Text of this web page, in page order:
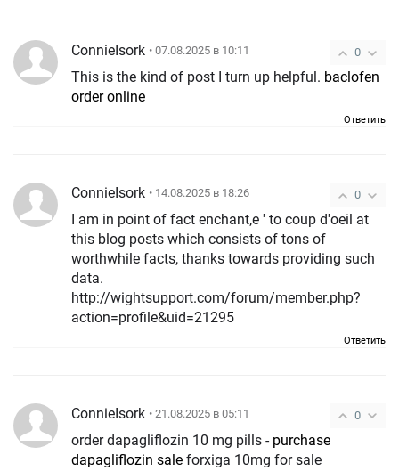
0
ConnieIsork • 07.08.2025 в 10:11
This is the kind of post I turn up helpful. baclofen
order online
Ответить
0
ConnieIsork • 14.08.2025 в 18:26
I am in point of fact enchant‚e ' to coup d'oeil at
this blog posts which consists of tons of
worthwhile facts, thanks towards providing such
data.
http://wightsupport.com/forum/member.php?
action=profile&uid=21295
Ответить
0
ConnieIsork • 21.08.2025 в 05:11
order dapagliflozin 10 mg pills - purchase
dapagliflozin sale forxiga 10mg for sale